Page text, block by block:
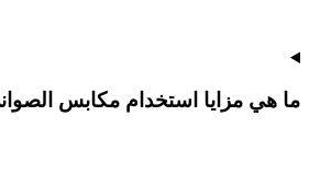
ما هي مزايا استخدام مكابس